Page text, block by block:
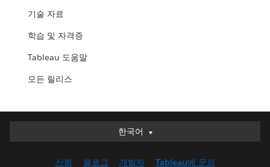
기술 자료
학습 및 자격증
Tableau 도움말
모든 릴리스
한국어
한국어
English (UK)
신뢰 블로그 개발자 Tableau에 문의